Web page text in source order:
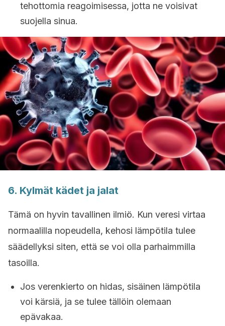
tehottomia reagoimisessa, jotta ne voisivat
suojella sinua.
6. Kylmät kädet ja jalat
Tämä on hyvin tavallinen ilmiö. Kun veresi virtaa
normaalilla nopeudella, kehosi lämpötila tulee
säädellyksi siten, että se voi olla parhaimmilla
tasoilla.
Jos verenkierto on hidas, sisäinen lämpötila
voi kärsiä, ja se tulee tällöin olemaan
epävakaa.